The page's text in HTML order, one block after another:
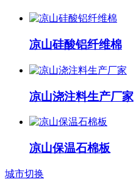
凉山硅酸铝纤维棉
凉山浇注料生产厂家
凉山保温石棉板
城市切换